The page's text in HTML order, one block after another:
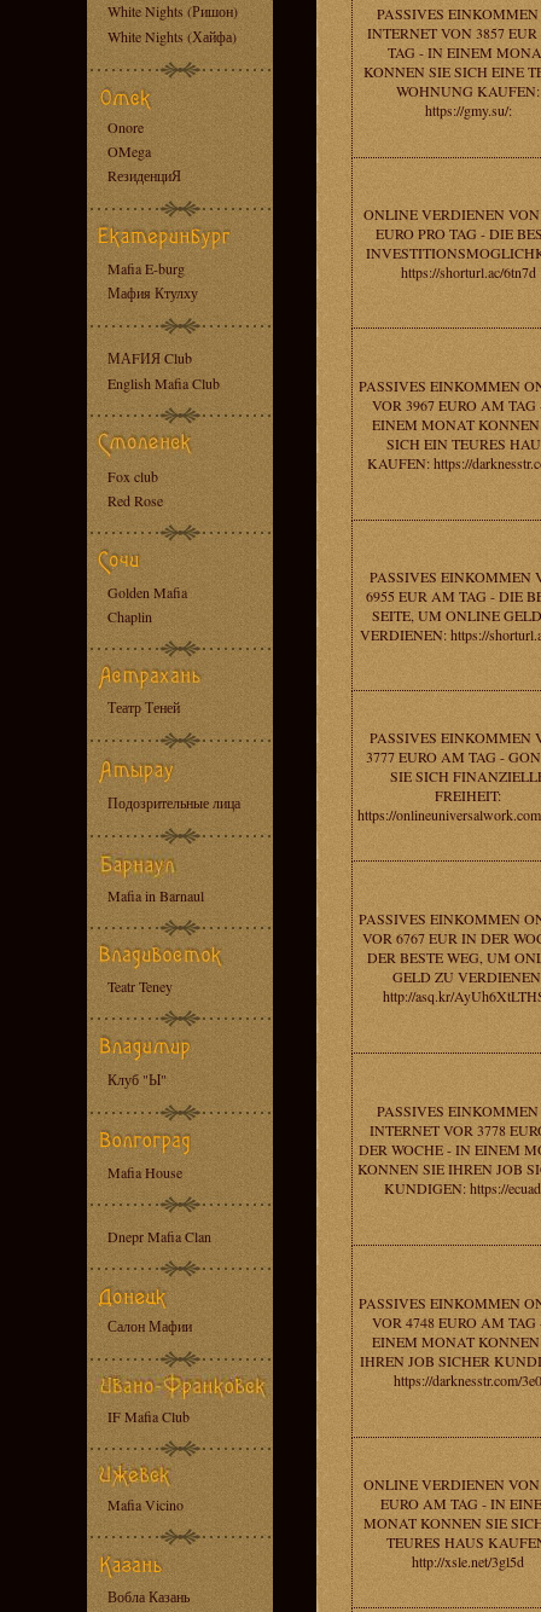
White Nights (Ришон)
White Nights (Хайфа)
Onore
OMega
RезиденциЯ
Mafia E-burg
Мафия Ктулху
МАFИЯ Club
English Mafia Club
Fox club
Red Rose
Golden Mafia
Chaplin
Театр Теней
Подозрительные лица
Mafia in Barnaul
Teatr Teney
Клуб "Ы"
Mafia House
Dnepr Mafia Clan
Салон Мафии
IF Mafia Club
Mafia Vicino
Вобла Казань
PASSIVES
INTERNET VON 3857 EUR
TAG - IN EINEM
KONNEN SIE SICH EINE
WOHNUNG KAUFEN:
https://gmy.su/:
ONLINE VERDIENEN VON
EURO PRO TAG - DIE
https://shorturl.ac/6tn7d
PASSIVES EINKOMMEN
VOR 3967 EURO AM
EINEM MONAT KONNEN
SICH EIN TEURES
KAUFEN: https://
PASSIVES EINKOMMEN
6955 EUR AM TAG - DIE
SEITE, UM ONLINE
VERDIENEN: https://
PASSIVES EINKOMMEN
3777 EURO AM TAG -
SIE SICH
FREIHEIT:
https://
PASSIVES EINKOMMEN
VOR 6767 EUR IN DER
DER BESTE WEG, UM
GELD ZU
http://asq.kr/
PASSIVES
INTERNET VOR 3778
DER WOCHE - IN EINEM
KONNEN SIE IHREN JOB
KUNDIGEN: https://
PASSIVES EINKOMMEN
VOR 4748 EURO AM
EINEM MONAT KONNEN
IHREN JOB SICHER
https://darknesstr.com/3e0
ONLINE VERDIENEN VON
EURO AM TAG - IN
MONAT KONNEN SIE
TEURES HAUS
http://xsle.net/3gl5d